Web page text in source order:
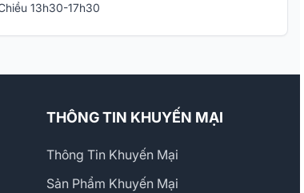
13h30-17h30
THÔNG TIN KHUYẾN MẠI
Thông Tin Khuyến Mại
Sản Phẩm Khuyến Mại